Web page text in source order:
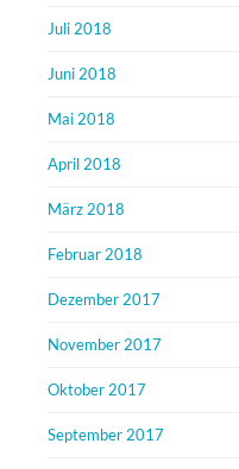
Juli 2018
Juni 2018
Mai 2018
April 2018
März 2018
Februar 2018
Dezember 2017
November 2017
Oktober 2017
September 2017